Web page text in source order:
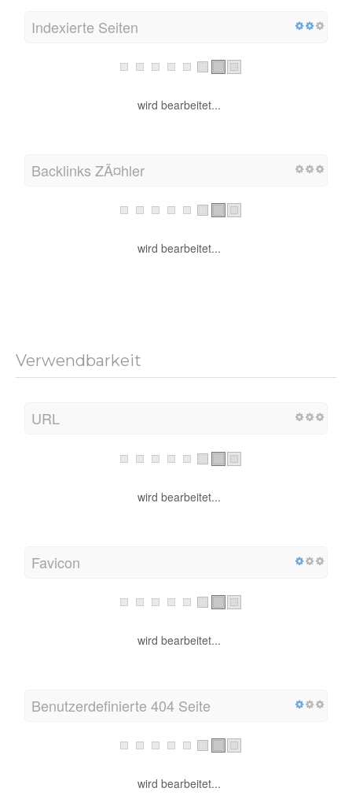
Indexierte Seiten
wird bearbeitet...
Backlinks ZÃ¤hler
wird bearbeitet...
Verwendbarkeit
URL
wird bearbeitet...
Favicon
wird bearbeitet...
Benutzerdefinierte 404 Seite
wird bearbeitet...